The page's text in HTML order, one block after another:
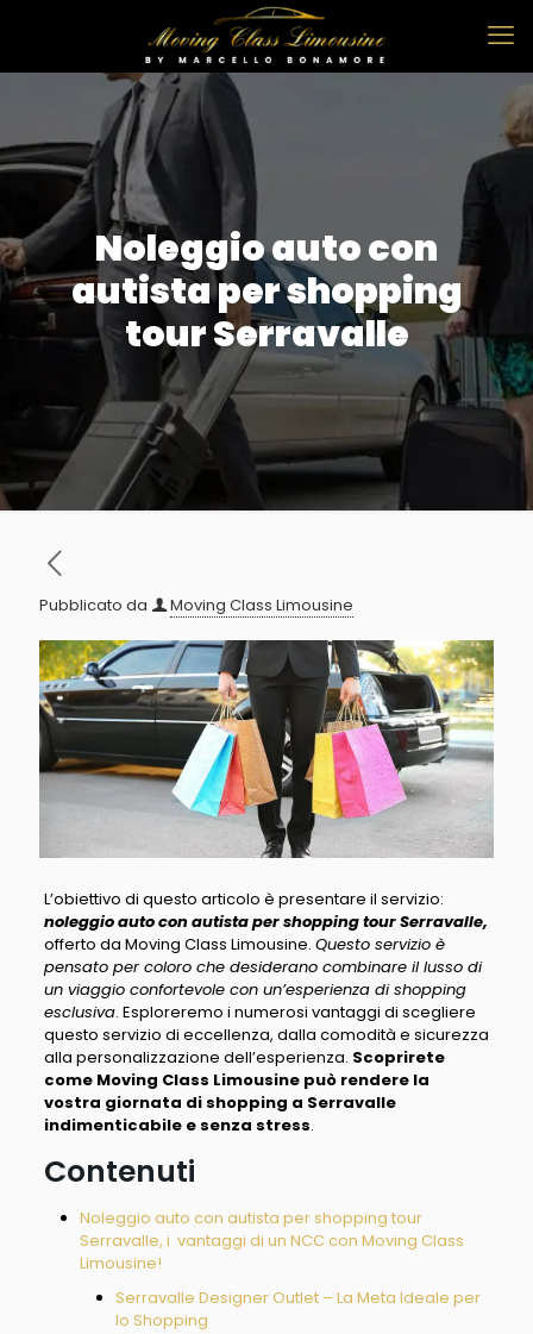
Noleggio auto con
autista per shopping
tour Serravalle
Pubblicato da Moving Class Limousine
L’obiettivo di questo articolo è presentare il servizio:
noleggio auto con autista per shopping tour Serravalle,
offerto da Moving Class Limousine. Questo servizio è
pensato per coloro che desiderano combinare il lusso di
un viaggio confortevole con un’esperienza di shopping
esclusiva. Esploreremo i numerosi vantaggi di scegliere
questo servizio di eccellenza, dalla comodità e sicurezza
alla personalizzazione dell’esperienza. Scoprirete
come Moving Class Limousine può rendere la
vostra giornata di shopping a Serravalle
indimenticabile e senza stress.
Contenuti
Noleggio auto con autista per shopping tour
Serravalle, i vantaggi di un NCC con Moving Class
Limousine!
Serravalle Designer Outlet – La Meta Ideale per
lo Shopping